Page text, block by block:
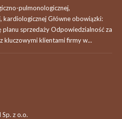
pulmonologicznej,
kardiologicznej Główne obowiązki:
sprzedaży Odpowiedzialność za
kluczowymi klientami firmy w...
z o.o.